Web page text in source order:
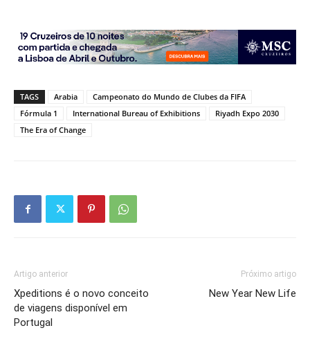
TAGS Arabia
Campeonato do Mundo de Clubes da FIFA
Fórmula 1
International Bureau of Exhibitions
Riyadh Expo 2030
The Era of Change
Artigo anterior
Xpeditions é o novo conceito
de viagens disponível em
Portugal
Próximo artigo
New Year New Life